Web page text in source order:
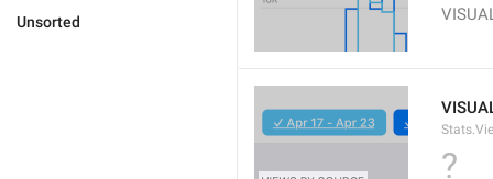
Unsorted
?